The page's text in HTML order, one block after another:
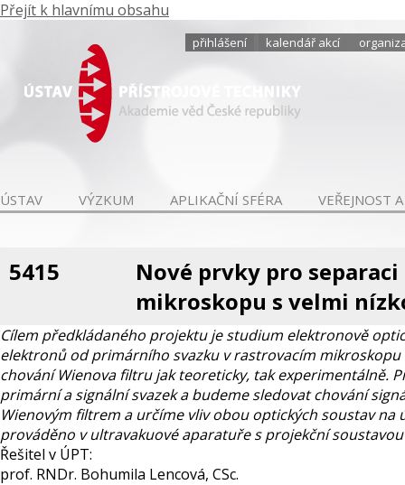
Přejít k hlavnímu obsahu
přihlášení kalendář akcí
ÚSTAV VÝZKUM APLIKAČNÍ SFÉRA VEŘEJNOST
5415
Nové prvky pro
mikroskopu s velmi
Cílem předkládaného projektu je studium elektronově
elektronů od primárního svazku v rastrovacím
chování Wienova filtru jak teoreticky, tak experimentálně.
primární a signální svazek a budeme sledovat chování
Wienovým filtrem a určíme vliv obou optických soustav
prováděno v ultravakuové aparatuře s projekční
Řešitel v ÚPT:
prof. RNDr. Bohumila Lencová, CSc.